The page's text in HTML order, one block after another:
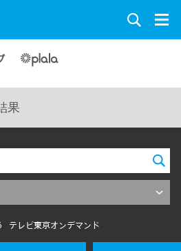
果
テレビ東京オンデマンド